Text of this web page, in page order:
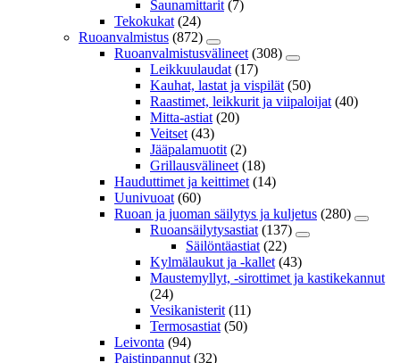
Saunamittarit (7)
Tekokukat (24)
Ruoanvalmistus (872)
Ruoanvalmistusvälineet (308)
Leikkuulaudat (17)
Kauhat, lastat ja vispilät (50)
Raastimet, leikkurit ja viipaloijat (40)
Mitta-astiat (20)
Veitset (43)
Jääpalamuotit (2)
Grillausvälineet (18)
Hauduttimet ja keittimet (14)
Uunivuoat (60)
Ruoan ja juoman säilytys ja kuljetus (280)
Ruoansäilytysastiat (137)
Säilöntäastiat (22)
Kylmälaukut ja -kallet (43)
Maustemyllyt, -sirottimet ja kastikekannut
(24)
Vesikanisterit (11)
Termosastiat (50)
Leivonta (94)
Paistinpannut (32)